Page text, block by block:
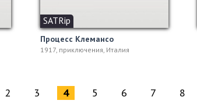
SATRip
Процесс Клемансо
1917, приключения, Италия
2 3 4 5 6 7 8